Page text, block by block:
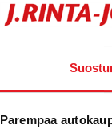
Parempaa